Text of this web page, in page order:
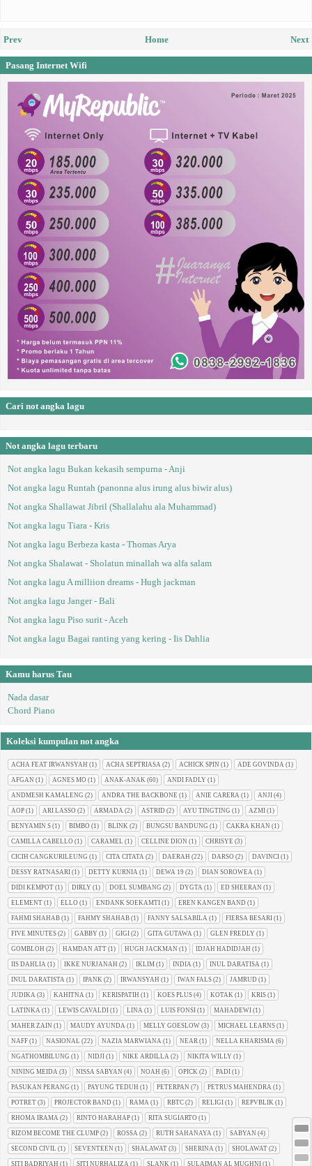
Next
Prev Home
Pasang Internet Wifi
Cari not angka lagu
Not angka lagu terbaru
Not angka lagu Bukan kekasih sempurna - Anji
Not angka lagu Runtah (panonna alus irung alus biwir alus)
Not angka Shallawat Jibril (Shallalahu ala Muhammad)
Not angka lagu Tiara - Kris
Not angka lagu Berbeza kasta - Thomas Arya
Not angka Shalawat - Sholatun minallah wa alfa salam
Not angka lagu A milliion dreams - Hugh jackman
Not angka lagu Janger - Bali
Not angka lagu Piso surit - Aceh
Not angka lagu Bagai ranting yang kering - Iis Dahlia
Kamu harus Tau
Nada dasar
Chord Piano
Koleksi kumpulan not angka
ACHA FEAT IRWANSYAH (1) ACHA SEPTRIASA (2) ACHICK SPIN (1) ADE GOVINDA (1)
AFGAN (1) AGNES MO (1) ANAK-ANAK (60) ANDI FADLY (1)
ANDMESH KAMALENG (2) ANDRA THE BACKBONE (1) ANIE CARERA (1) ANJI (4)
AOP (1) ARI LASSO (2) ARMADA (2) ASTRID (2) AYU TINGTING (1) AZMI (1)
BENYAMIN S (1) BIMBO (1) BLINK (2) BUNGSU BANDUNG (1) CAKRA KHAN (1)
CAMILLA CABELLO (1) CARAMEL (1) CELLINE DION (1) CHRISYE (3)
CICIH CANGKURILEUNG (1) CITA CITATA (2) DAERAH (22) DARSO (2) DAVINCI (1)
DESSY RATNASARI (1) DETTY KURNIA (1) DEWA 19 (2) DIAN SOROWEA (1)
DIDI KEMPOT (1) DIRLY (1) DOEL SUMBANG (2) DYGTA (1) ED SHEERAN (1)
ELEMENT (1) ELLO (1) ENDANK SOEKAMTI (1) EREN KANGEN BAND (1)
FAHMI SHAHAB (1) FAHMY SHAHAB (1) FANNY SALSABILA (1) FIERSA BESARI (1)
FIVE MINUTES (2) GABBY (1) GIGI (2) GITA GUTAWA (1) GLEN FREDLY (1)
GOMBLOH (2) HAMDAN ATT (1) HUGH JACKMAN (1) IDJAH HADIDJAH (1)
IIS DAHLIA (1) IKKE NURJANAH (2) IKLIM (1) INDIA (1) INUL DARATISA (1)
INUL DARATISTA (1) IPANK (2) IRWANSYAH (1) IWAN FALS (2) JAMRUD (1)
JUDIKA (3) KAHITNA (1) KERISPATIH (1) KOES PLUS (4) KOTAK (1) KRIS (1)
LATINKA (1) LEWIS CAVALDI (1) LINA (1) LUIS FONSI (1) MAHADEWI (1)
MAHER ZAIN (1) MAUDY AYUNDA (1) MELLY GOESLOW (3) MICHAEL LEARNS (1)
NAFF (1) NASIONAL (22) NAZIA MARWIANA (1) NEAR (1) NELLA KHARISMA (6)
NGATHOMBILUNG (1) NIDJI (1) NIKE ARDILLA (2) NIKITA WILLY (1)
NINING MEIDA (3) NISSA SABYAN (4) NOAH (6) OPICK (2) PADI (1)
PASUKAN PERANG (1) PAYUNG TEDUH (1) PETERPAN (7) PETRUS MAHENDRA (1)
POTRET (3) PROJECTOR BAND (1) RAMA (1) RBTC (2) RELIGI (1) REPVBLIK (1)
RHOMA IRAMA (2) RINTO HARAHAP (1) RITA SUGIARTO (1)
RIZOM BECOME THE CLUMP (2) ROSSA (2) RUTH SAHANAYA (1) SABYAN (4)
SECOND CIVIL (1) SEVENTEEN (1) SHALAWAT (3) SHERINA (1) SHOLAWAT (2)
SITI BADRIYAH (1) SITI NURHALIZA (1) SLANK (1) SULAIMAN AL MUGHNI (1)